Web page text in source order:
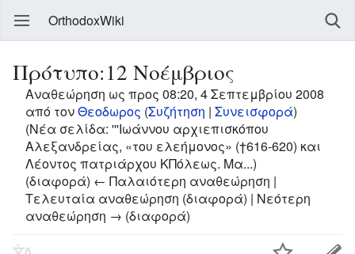
OrthodoxWiki
Πρότυπο:12 Νοέμβριος
Αναθεώρηση ως προς 08:20, 4 Σεπτεμβρίου 2008
από τονΘεοδωρος (Συζήτηση | Συνεισφορά)
(Νέα σελίδα: '''Ιωάννου αρχιεπισκόπου
Αλεξανδρείας, «του ελεήμονος» (†616-620) και
Λέοντος πατριάρχου ΚΠόλεως. Μα...)
(διαφορά) ← Παλαιότερη αναθεώρηση |
Τελευταία αναθεώρηση (διαφορά) | Νεότερη
αναθεώρηση → (διαφορά)